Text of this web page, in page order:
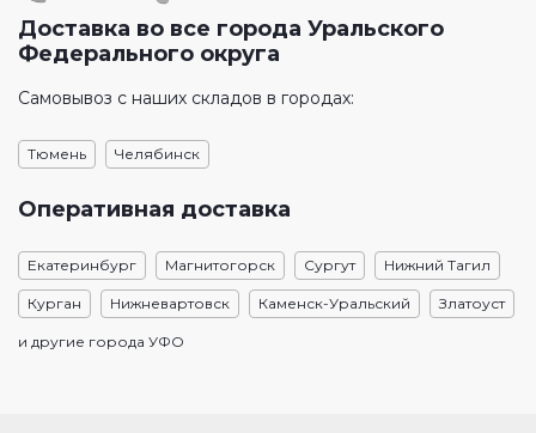
Доставка во все города Уральского
Федерального округа
Самовывоз с наших складов в городах:
Тюмень Челябинск
Оперативная доставка
Екатеринбург Магнитогорск Сургут Нижний Тагил
Курган Нижневартовск Каменск-Уральский Златоуст
и другие города УФО